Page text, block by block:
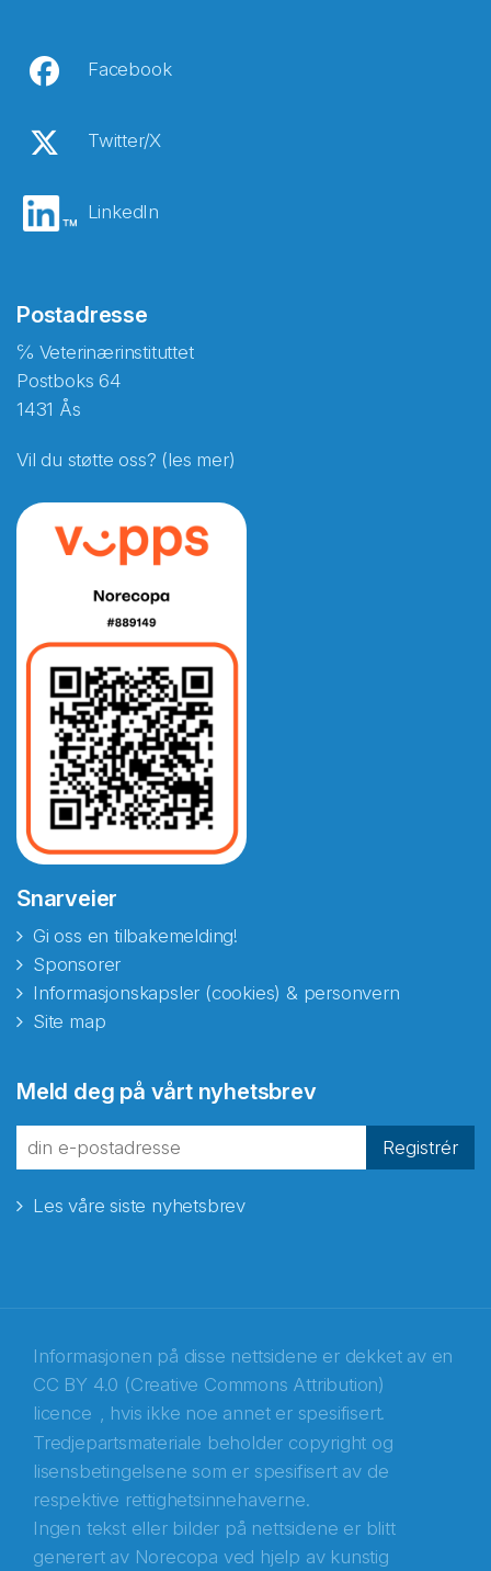
Facebook
Twitter/X
LinkedIn
Postadresse
℅ Veterinærinstituttet
Postboks 64
1431 Ås
Vil du støtte oss? (les mer)
Snarveier
Gi oss en tilbakemelding!
Sponsorer
Informasjonskapsler (cookies) & personvern
Site map
Meld deg på vårt nyhetsbrev
Registrér
Les våre siste nyhetsbrev
Informasjonen på disse nettsidene er dekket av en
CC BY 4.0 (Creative Commons Attribution)
licence , hvis ikke noe annet er spesifisert.
Tredjepartsmateriale beholder copyright og
lisensbetingelsene som er spesifisert av de
respektive rettighetsinnehaverne.
Ingen tekst eller bilder på nettsidene er blitt
generert av Norecopa ved hjelp av kunstig
fra Norecopa